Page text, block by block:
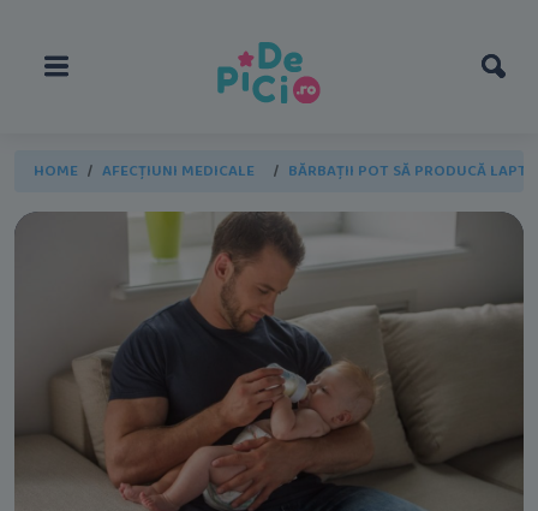
HOME AFECȚIUNI MEDICALE BĂRBAȚII POT SĂ PRODUCĂ